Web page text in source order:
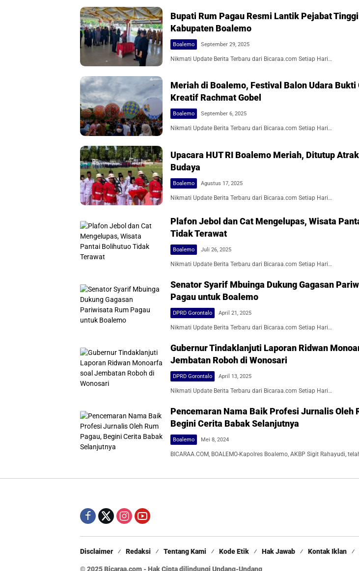
Bupati Rum Pagau Resmi Lantik Pejabat
Kabupaten Boalemo
Boalemo September 29, 2025
Nikmati Update Berita Terbaru dari Bicaraa.com Setiap Hari…
Meriah di Boalemo, Festival Balon Udara Bukti
Kreatif Rachmat Gobel
Boalemo September 6, 2025
Nikmati Update Berita Terbaru dari Bicaraa.com Setiap Hari…
Upacara HUT RI Boalemo Meriah, Ditutup
Budaya
Boalemo Agustus 17, 2025
Nikmati Update Berita Terbaru dari Bicaraa.com Setiap Hari…
Plafon Jebol dan Cat Mengelupas, Wisata
Tidak Terawat
Boalemo Juli 26, 2025
Nikmati Update Berita Terbaru dari Bicaraa.com Setiap Hari…
Senator Syarif Mbuinga Dukung Gagasan
Pagau untuk Boalemo
DPRD Gorontalo April 21, 2025
Nikmati Update Berita Terbaru dari Bicaraa.com Setiap Hari…
Gubernur Tindaklanjuti Laporan Ridwan
Jembatan Roboh di Wonosari
DPRD Gorontalo April 13, 2025
Nikmati Update Berita Terbaru dari Bicaraa.com Setiap Hari…
Pencemaran Nama Baik Profesi Jurnalis Oleh
Begini Cerita Babak Selanjutnya
Boalemo Mei 8, 2024
BICARAA.COM, BOALEMO-Kapolres Boalemo, AKBP Sigit Rahayudi,
Disclaimer Redaksi Tentang Kami Kode Etik Hak Jawab Kontak Iklan
© 2025 Bicaraa.com - Hak Cipta dilindungi Undang-Undang